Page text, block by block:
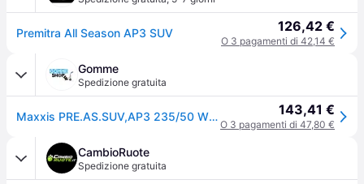
Premitra All Season AP3 SUV 126,42 €
O 3 pagamenti di 42,14 €
Gomme
Spedizione gratuita
Maxxis PRE.AS.SUV,AP3 235/50 WR19 XL 103 W 4 Stagioni 143,41 €
O 3 pagamenti di 47,80 €
CambioRuote
Spedizione gratuita